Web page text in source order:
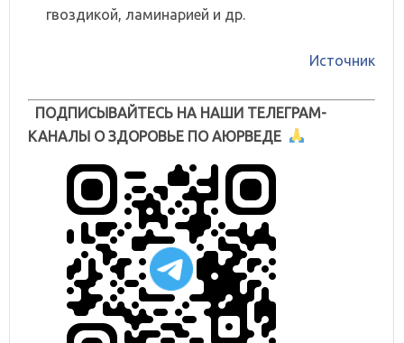
гвоздикой, ламинарией и др.
Источник
ПОДПИСЫВАЙТЕСЬ НА НАШИ ТЕЛЕГРАМ-
КАНАЛЫ О ЗДОРОВЬЕ ПО АЮРВЕДЕ